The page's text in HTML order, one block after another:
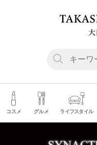
コスメ グルメ ライフスタイル